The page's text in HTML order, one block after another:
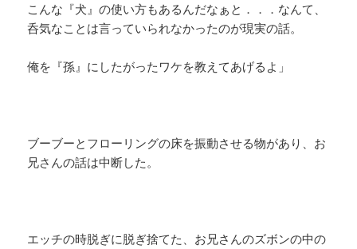
こんな『犬』の使い方もあるんだなぁと．．．なんて、
呑気なことは言っていられなかったのが現実の話。
俺を『孫』にしたがったワケを教えてあげるよ」
ブーブーとフローリングの床を振動させる物があり、お
兄さんの話は中断した。
エッチの時脱ぎに脱ぎ捨てた、お兄さんのズボンの中の